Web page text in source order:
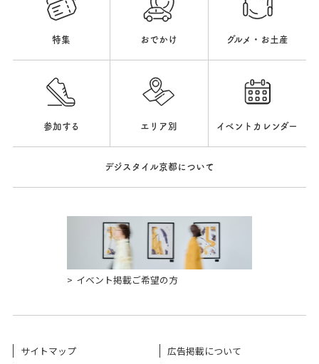
特集 おでかけ グルメ・お土産
参加する エリア別 イベントカレンダー
デジスタイル京都について
イベント掲載ご希望の方
サイトマップ
広告掲載について